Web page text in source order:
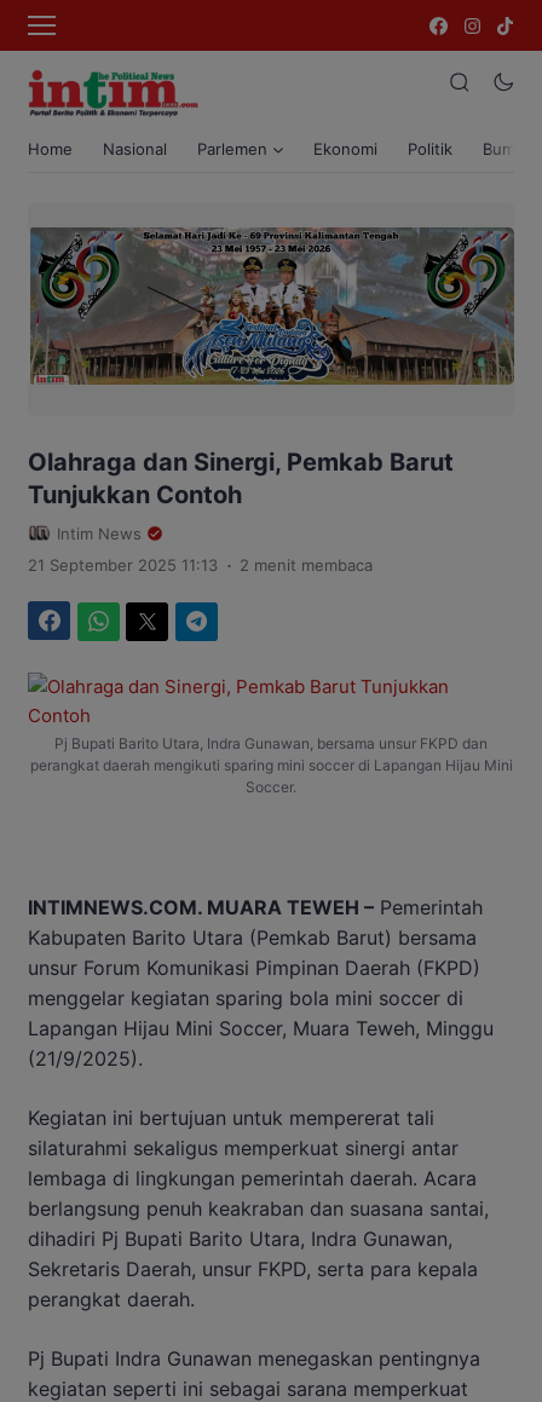
Home Nasional Parlemen Ekonomi Politik Bumi
Olahraga dan Sinergi, Pemkab Barut
Tunjukkan Contoh
Intim News
21 September 2025 11:13 . 2 menit membaca
Pj Bupati Barito Utara, Indra Gunawan, bersama unsur FKPD dan
perangkat daerah mengikuti sparing mini soccer di Lapangan Hijau Mini
Soccer.
INTIMNEWS.COM. MUARA TEWEH – Pemerintah
Kabupaten Barito Utara (Pemkab Barut) bersama
unsur Forum Komunikasi Pimpinan Daerah (FKPD)
menggelar kegiatan sparing bola mini soccer di
Lapangan Hijau Mini Soccer, Muara Teweh, Minggu
(21/9/2025).
Kegiatan ini bertujuan untuk mempererat tali
silaturahmi sekaligus memperkuat sinergi antar
lembaga di lingkungan pemerintah daerah. Acara
berlangsung penuh keakraban dan suasana santai,
dihadiri Pj Bupati Barito Utara, Indra Gunawan,
Sekretaris Daerah, unsur FKPD, serta para kepala
perangkat daerah.
Pj Bupati Indra Gunawan menegaskan pentingnya
kegiatan seperti ini sebagai sarana memperkuat